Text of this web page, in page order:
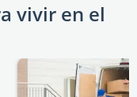
vivir en el